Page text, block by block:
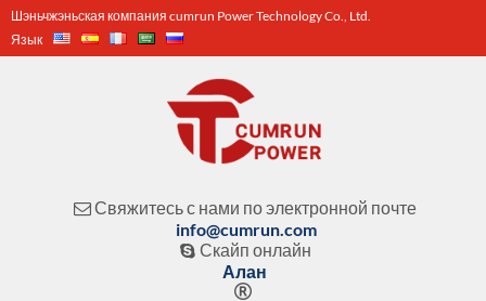
Шэньчжэньская компания cumrun Power Technology Co., Ltd.
Язык
 Свяжитесь с нами по электронной почте
info@cumrun.com
 Скайп онлайн
Алан
